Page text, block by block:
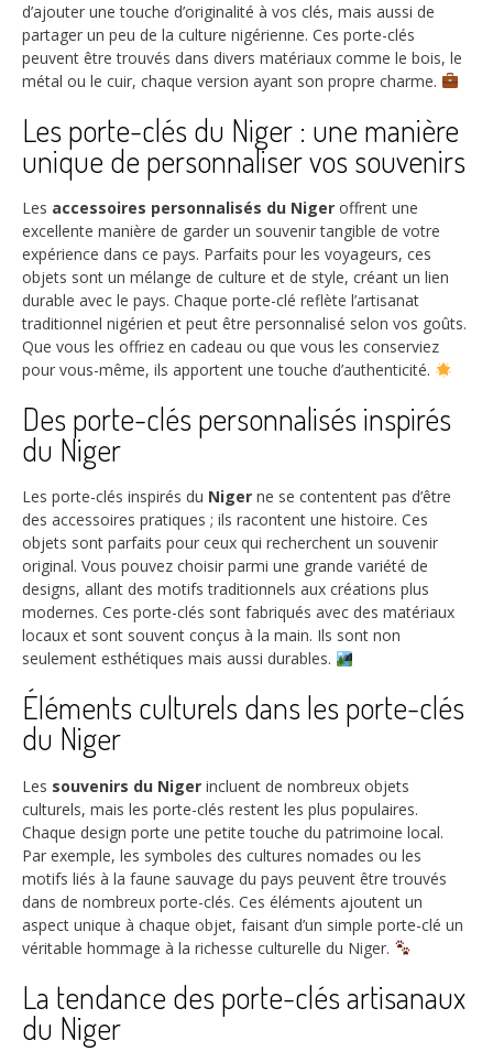
d’ajouter une touche d’originalité à vos clés, mais aussi de
partager un peu de la culture nigérienne. Ces porte-clés
peuvent être trouvés dans divers matériaux comme le bois, le
métal ou le cuir, chaque version ayant son propre charme.
Les porte-clés du Niger : une manière
unique de personnaliser vos souvenirs
Les accessoires personnalisés du Niger offrent une
excellente manière de garder un souvenir tangible de votre
expérience dans ce pays. Parfaits pour les voyageurs, ces
objets sont un mélange de culture et de style, créant un lien
durable avec le pays. Chaque porte-clé reflète l’artisanat
traditionnel nigérien et peut être personnalisé selon vos goûts.
Que vous les offriez en cadeau ou que vous les conserviez
pour vous-même, ils apportent une touche d’authenticité.
Des porte-clés personnalisés inspirés
du Niger
Les porte-clés inspirés du Niger ne se contentent pas d’être
des accessoires pratiques ; ils racontent une histoire. Ces
objets sont parfaits pour ceux qui recherchent un souvenir
original. Vous pouvez choisir parmi une grande variété de
designs, allant des motifs traditionnels aux créations plus
modernes. Ces porte-clés sont fabriqués avec des matériaux
locaux et sont souvent conçus à la main. Ils sont non
seulement esthétiques mais aussi durables.
Éléments culturels dans les porte-clés
du Niger
Les souvenirs du Niger incluent de nombreux objets
culturels, mais les porte-clés restent les plus populaires.
Chaque design porte une petite touche du patrimoine local.
Par exemple, les symboles des cultures nomades ou les
motifs liés à la faune sauvage du pays peuvent être trouvés
dans de nombreux porte-clés. Ces éléments ajoutent un
aspect unique à chaque objet, faisant d’un simple porte-clé un
véritable hommage à la richesse culturelle du Niger.
La tendance des porte-clés artisanaux
du Niger